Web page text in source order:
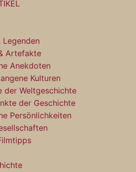
Legenden
Artefakte
Anekdoten
Kulturen
der Weltgeschichte
der Geschichte
Persönlichkeiten